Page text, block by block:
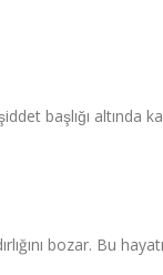
başlığı altında
bozar. Bu